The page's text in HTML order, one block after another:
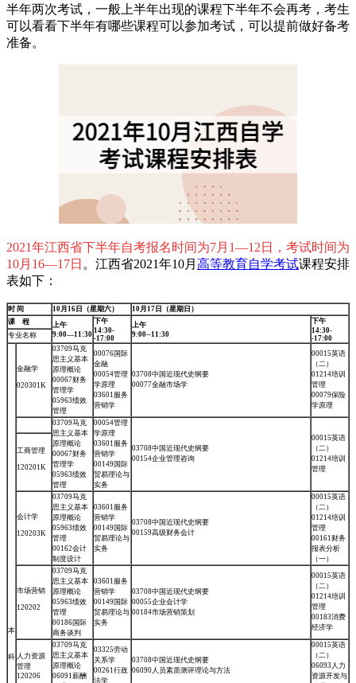
半年两次考试，一般上半年出现的课程下半年不会再考，考生
可以看看下半年有哪些课程可以参加考试，可以提前做好备考
准备。
2021年江西省下半年自考报名时间为7月1—12日，考试时间为
10月16—17日 。江西省2021年10月 高等教育自学考试课程安排
表如下：
时 间 10月16日（星期六）
10月17日（星期日）
课 程
上午
9:00—11:30
下午
14:30-
-17:00
上午
9:00--11:30
下午
14:30-
-17:00
专业名称
本
科
金融学
020301K
03709马克
思主义基本
原理概论
00067财务
管理学
05963绩效
管理
00076国际
金融
00054管理
学原理
03601服务
营销学
03708中国近现代史纲要
00077金融市场学
00015英语
（二）
01214培训
管理
00079保险
学原理
03709马克
思主义基本
原理概论
00067财务
管理学
05963绩效
管理
00054管理
学原理
03601服务
营销学
00149国际
贸易理论与
实务
03708中国近现代史纲要
00154企业管理咨询
00015英语
（二）
01214培训
管理
工商管理
120201K
会计学
120203K
03709马克
思主义基本
原理概论
05963绩效
管理
00162会计
制度设计
03601服务
营销学
00149国际
贸易理论与
实务
03708中国近现代史纲要
00159高级财务会计
00015英语
（二）
01214培训
管理
00161财务
报表分析
（一）
市场营销
120202
03709马克
思主义基本
原理概论
05963绩效
管理
00186国际
商务谈判
03601服务
营销学
00149国际
贸易理论与
实务
03708中国近现代史纲要
00055企业会计学
00184市场营销策划
00015英语
（二）
01214培训
管理
00183消费
经济学
人力资源
管理
120206
03709马克
思主义基本
原理概论
06091薪酬
03325劳动
关系学
00261行政
法学
03708中国近现代史纲要
06090人员素质测评理论与方法
00015英语
（二）
06093人力
资源开发与